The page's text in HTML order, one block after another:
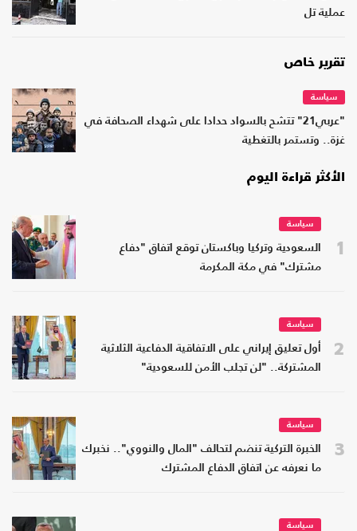
عملية تل
تقرير خاص
سياسة
"عربي21" تتشح بالسواد حدادا على شهداء الصحافة في
غزة.. وتستمر بالتغطية
الأكثر قراءة اليوم
1
سياسة
السعودية وتركيا وباكستان توقع اتفاق "دفاع
مشترك" في مكة المكرمة
2
سياسة
أول تعليق إيراني على الاتفاقية الدفاعية الثلاثية
المشتركة.. "لن تجلب الأمن للسعودية"
3
سياسة
الخبرة التركية تنضم لتحالف "المال والنووي".. نخبرك
ما نعرفه عن اتفاق الدفاع المشترك
سياسة